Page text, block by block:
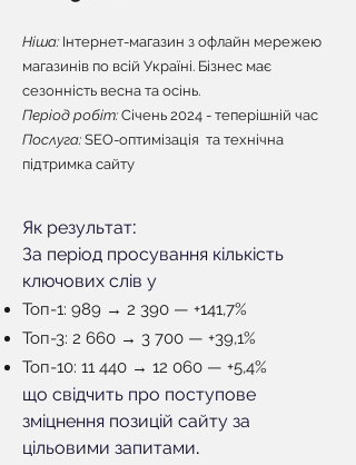
Ніша: Інтернет-магазин з офлайн мережею
магазинів по всій Україні. Бізнес має
сезонність весна та осінь.
Період робіт: Січень 2024 - теперішній час
Послуга: SEO-оптимізація та технічна
підтримка сайту
Як результат:
За період просування кількість
ключових слів у
Топ-1: 989 → 2 390 — +141,7%
Топ-3: 2 660 → 3 700 — +39,1%
Топ-10: 11 440 → 12 060 — +5,4%
що свідчить про поступове
зміцнення позицій сайту за
цільовими запитами.